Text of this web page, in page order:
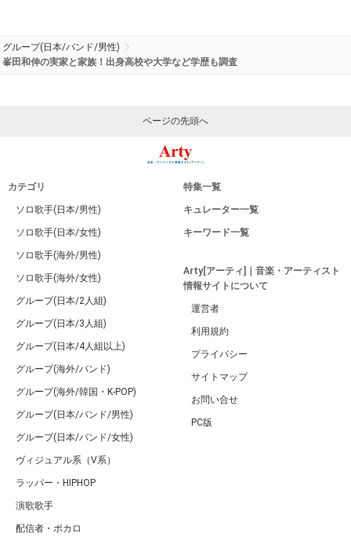
グループ(日本/バンド/男性)
峯田和伸の実家と家族！出身高校や大学など学歴も調査
ページの先頭へ
カテゴリ
ソロ歌手(日本/男性)
ソロ歌手(日本/女性)
ソロ歌手(海外/男性)
ソロ歌手(海外/女性)
グループ(日本/2人組)
グループ(日本/3人組)
グループ(日本/4人組以上)
グループ(海外/バンド)
グループ(海外/韓国・K-POP)
グループ(日本/バンド/男性)
グループ(日本/バンド/女性)
ヴィジュアル系（V系）
ラッパー・HIPHOP
演歌歌手
配信者・ボカロ
特集一覧
キュレーター一覧
キーワード一覧
Arty[アーティ]｜音楽・アーティスト
情報サイトについて
運営者
利用規約
プライバシー
サイトマップ
お問い合せ
PC版